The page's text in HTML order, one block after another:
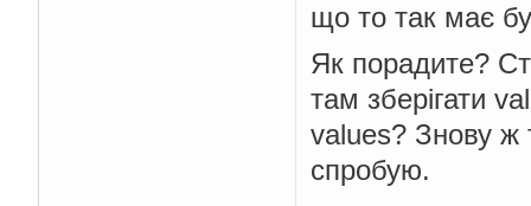
що то так має
Як порадите?
там зберігати
values? Знову ж
спробую.